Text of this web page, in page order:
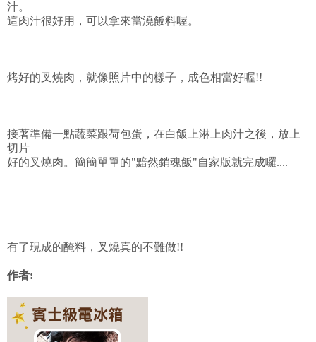
汁。
這肉汁很好用，可以拿來當澆飯料喔。
烤好的叉燒肉，就像照片中的樣子，成色相當好喔!!
接著準備一點蔬菜跟荷包蛋，在白飯上淋上肉汁之後，放上
切片
好的叉燒肉。簡簡單單的"黯然銷魂飯"自家版就完成囉....
有了現成的醃料，叉燒真的不難做!!
作者: